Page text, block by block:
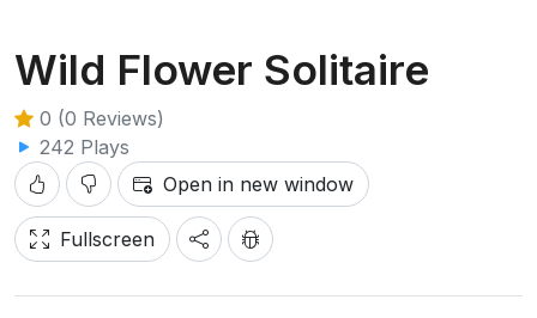
Wild Flower Solitaire
0 (0 Reviews)
242 Plays
Open in new window
Fullscreen